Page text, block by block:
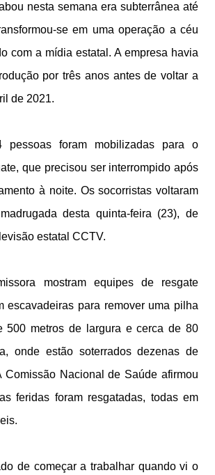
nesta semana era subterrânea até
se em uma operação a céu
com a mídia estatal. A empresa havia
por três anos antes de voltar a
de 2021.
pessoas foram mobilizadas para o
que precisou ser interrompido após
à noite. Os socorristas voltaram
desta quinta-feira (23), de
estatal CCTV.
mostram equipes de resgate
escavadeiras para remover uma pilha
500 metros de largura e cerca de 80
onde estão soterrados dezenas de
Comissão Nacional de Saúde afirmou
feridas foram resgatadas, todas em
de começar a trabalhar quando vi o